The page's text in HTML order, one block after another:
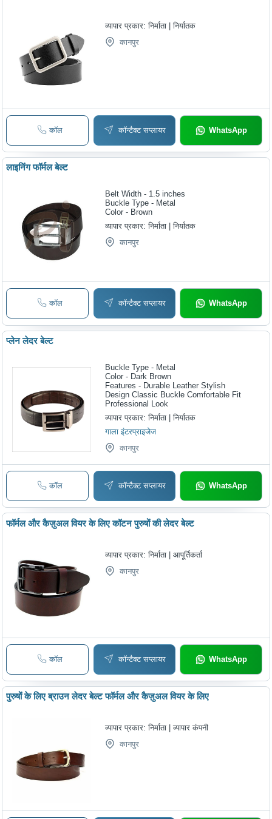
व्यापार प्रकार:निर्माता | निर्यातक
कानपुर
कॉल कॉन्टैक्ट सप्लायर WhatsApp
लाइनिंग फॉर्मल बेल्ट
Belt Width - 1.5 inches
Buckle Type - Metal
Color - Brown
व्यापार प्रकार:निर्माता | निर्यातक
कानपुर
कॉल कॉन्टैक्ट सप्लायर WhatsApp
प्लेन लेदर बेल्ट
Buckle Type - Metal
Color - Dark Brown
Features - Durable Leather Stylish
Design Classic Buckle Comfortable Fit
Professional Look
व्यापार प्रकार:निर्माता | निर्यातक
गाला इंटरप्राइजेज
कानपुर
कॉल कॉन्टैक्ट सप्लायर WhatsApp
फॉर्मल और कैज़ुअल वियर के लिए कॉटन पुरुषों की लेदर बेल्ट
व्यापार प्रकार:निर्माता | आपूर्तिकर्ता
कानपुर
कॉल कॉन्टैक्ट सप्लायर WhatsApp
पुरुषों के लिए ब्राउन लेदर बेल्ट फॉर्मल और कैज़ुअल वियर के लिए
व्यापार प्रकार:निर्माता | व्यापार कंपनी
कानपुर